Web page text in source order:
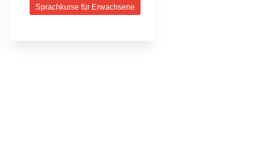
Sprachkurse für Erwachsene